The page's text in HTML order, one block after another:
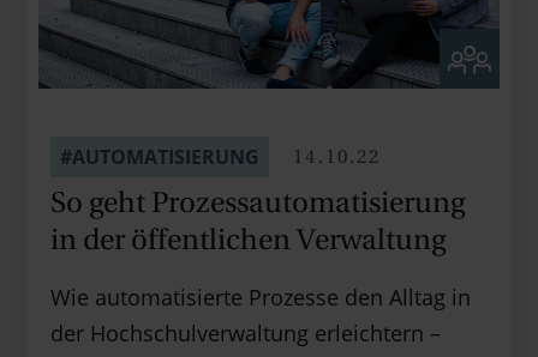
#AUTOMATISIERUNG 14.10.22
So geht Prozess­auto­ma­ti­sie­rung
in der öffent­lichen Verwaltung
Wie automatisierte Prozesse den Alltag in
der Hochschulverwaltung erleichtern –